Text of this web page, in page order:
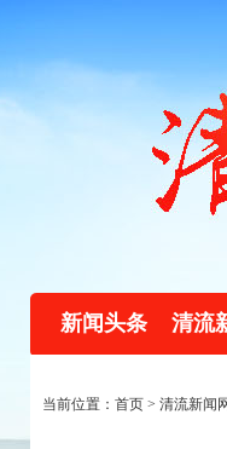
新闻头条 清流
当前位置：首页 > 清流新闻